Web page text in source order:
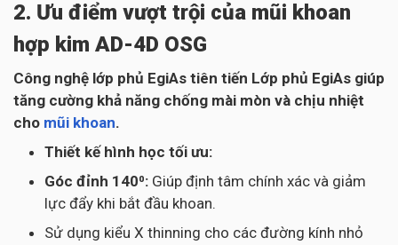
2. Ưu điểm vượt trội của mũi khoan
hợp kim AD-4D OSG
Công nghệ lớp phủ EgiAs tiên tiến Lớp phủ EgiAs giúp
tăng cường khả năng chống mài mòn và chịu nhiệt
cho mũi khoan.
Thiết kế hình học tối ưu:
Góc đỉnh 140⁰: Giúp định tâm chính xác và giảm
lực đẩy khi bắt đầu khoan.
Sử dụng kiểu X thinning cho các đường kính nhỏ